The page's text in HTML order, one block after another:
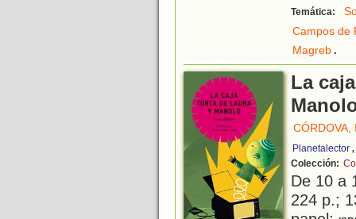
Temática:
Campos de
Magreb.
La
CÓRDOVA,
Planetalector
Colección:
De 10 a
224 p.;